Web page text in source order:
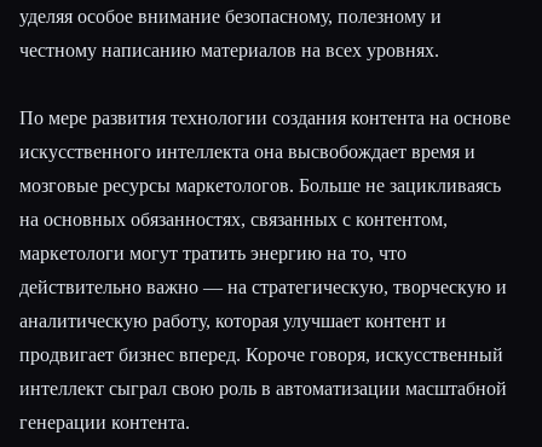
уделяя особое внимание безопасному, полезному и
честному написанию материалов на всех уровнях.
По мере развития технологии создания контента на основе
искусственного интеллекта она высвобождает время и
мозговые ресурсы маркетологов. Больше не зацикливаясь
на основных обязанностях, связанных с контентом,
маркетологи могут тратить энергию на то, что
действительно важно — на стратегическую, творческую и
аналитическую работу, которая улучшает контент и
продвигает бизнес вперед. Короче говоря, искусственный
интеллект сыграл свою роль в автоматизации масштабной
генерации контента.